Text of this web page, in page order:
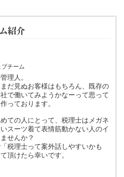
紹介
チーム
理人。
だ見ぬお客様はもちろん、既存の
で働いてみようかなーって思って
っております。
ての人にとって、税理士はメガネ
スーツ着て表情筋動かない人のイ
せんか？
税理士って案外話しやすいかも
頂けたら幸いです。